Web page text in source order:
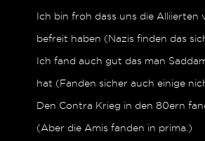
Ich bin froh dass uns die Alliierten
befreit haben (Nazis finden das
Ich fand auch gut das man
hat (Fanden sicher auch einige
Den Contra Krieg in den 80ern
(Aber die Amis fanden in prima.)